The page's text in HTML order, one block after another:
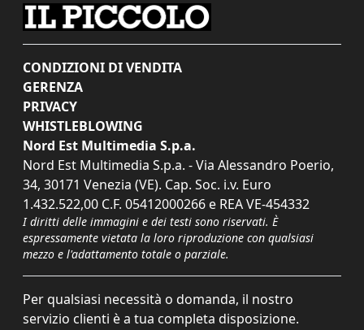
CONDIZIONI DI VENDITA
GERENZA
PRIVACY
WHISTLEBLOWING
Nord Est Multimedia S.p.a.
Nord Est Multimedia S.p.a. - Via Alessandro Poerio,
34, 30171 Venezia (VE). Cap. Soc. i.v. Euro
1.432.522,00 C.F. 05412000266 e REA VE-454332
I diritti delle immagini e dei testi sono riservati. È
espressamente vietata la loro riproduzione con qualsiasi
mezzo e l'adattamento totale o parziale.
Per qualsiasi necessità o domanda, il nostro
servizio clienti è a tua completa disposizione.